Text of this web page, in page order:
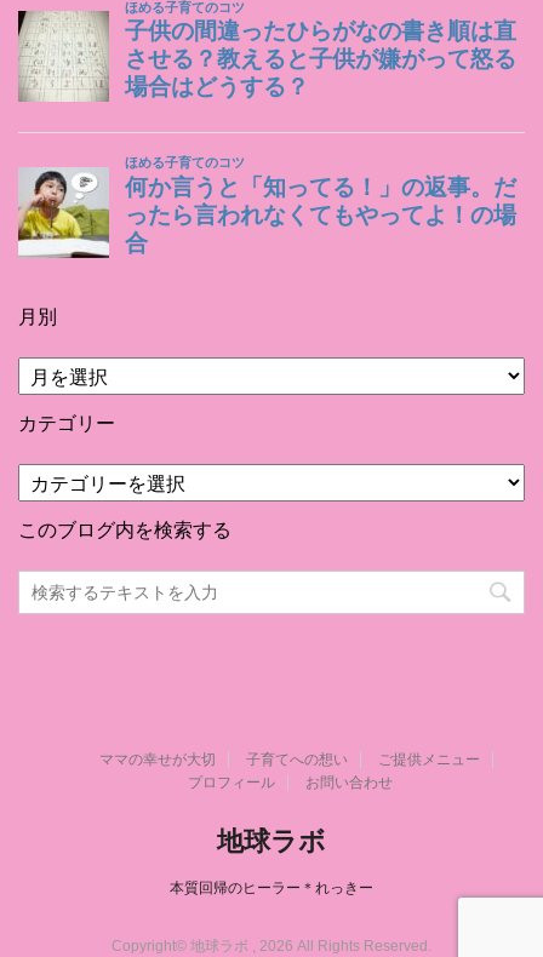
月別
月
別
カテゴリー
テ
ゴ
ー
このブログ内を検索する
ママの幸せが大切 子育てへの想い
ご提供メニュー
プロフィール
お問い合わせ
地球ラボ
本質回帰のヒーラー＊れっきー
Copyright© 地球ラボ , 2026 All Rights Reserved.